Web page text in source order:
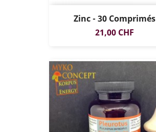
Zinc - 30 Comprimés
Prix
21,00 CHF